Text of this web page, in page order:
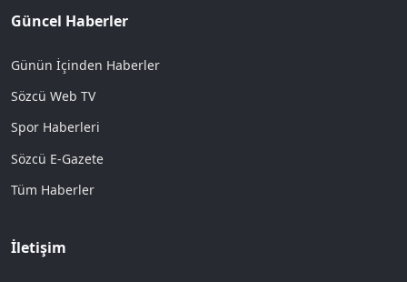
Güncel Haberler
Günün İçinden Haberler
Sözcü Web TV
Spor Haberleri
Sözcü E-Gazete
Tüm Haberler
İletişim